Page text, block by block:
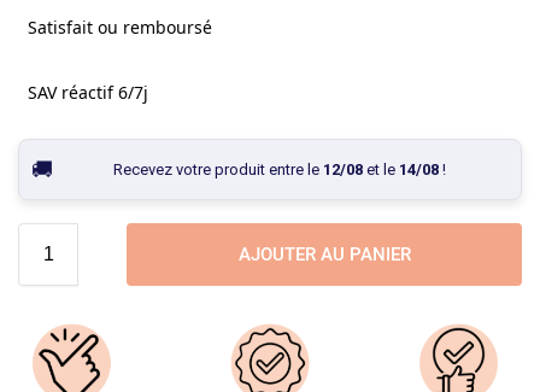
Satisfait ou remboursé
SAV réactif 6/7j
Recevez votre produit entre le 12/08et le 14/08!
AJOUTER AU PANIER